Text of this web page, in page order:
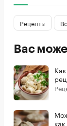
Рецепты
Вас